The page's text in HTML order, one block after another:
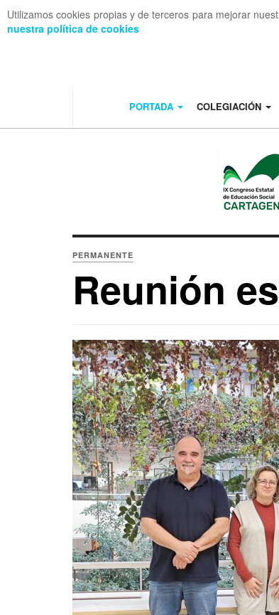
Utilizamos cookies propias y de terceros para mejorar
nuestra política de cookies
PORTADA COLEGIACIÓN
PERMANENTE
Reunión